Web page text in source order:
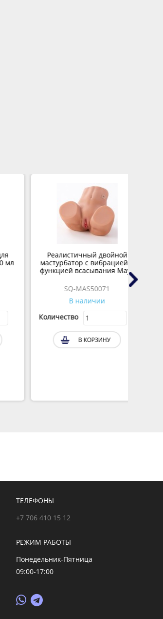
Реалистичный двойной
мастурбатор с вибрацией и
функцией всасывания Maya
SQ-MAS50071
В наличии
Количество
В КОРЗИНУ
ТЕЛЕФОНЫ
+7 706 410 15 12
РЕЖИМ РАБОТЫ
Понедельник-Пятница
09:00-17:00